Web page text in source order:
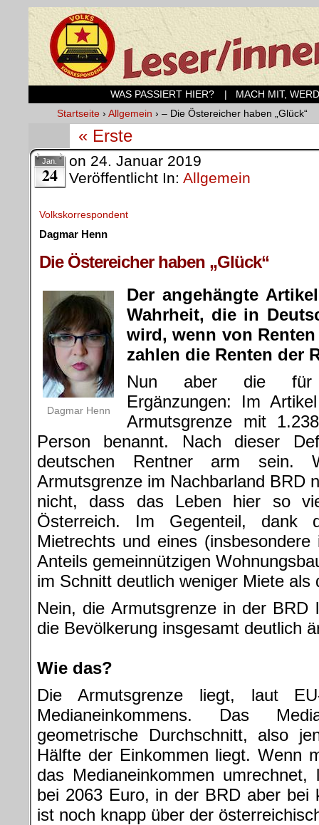
WAS PASSIERT HIER?
| MACH MIT,
Startseite › Allgemein › – Die Östereicher haben „Glück“
« Erste
Jan.
24
on 24. Januar 2019
Veröffentlicht In: Allgemein
Volkskorrespondent
Dagmar Henn
Die Östereicher haben „Glück“
Dagmar Henn
Der angehängte
Wahrheit, die in
wird, wenn von
zahlen die Renten der
Nun aber die für
Ergänzungen: Im
Armutsgrenze mit
Person benannt. Nach dieser
deutschen Rentner arm sein.
Armutsgrenze im Nachbarland BRD
nicht, dass das Leben hier so
Österreich. Im Gegenteil, dank
Mietrechts und eines
Anteils gemeinnützigen
im Schnitt deutlich weniger Miete als
Nein, die Armutsgrenze in der BRD
die Bevölkerung insgesamt deutlich
Wie das?
Die Armutsgrenze liegt, laut
Medianeinkommens. Das
geometrische Durchschnitt, also
Hälfte der Einkommen liegt. Wenn
das Medianeinkommen
bei 2063 Euro, in der BRD aber bei
ist noch knapp über der